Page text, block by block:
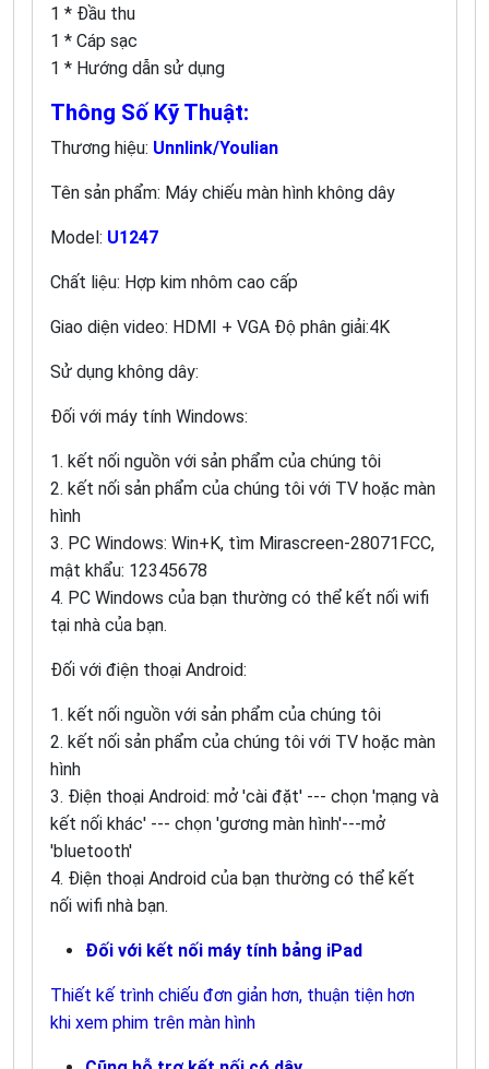
1 * Đầu thu
1 * Cáp sạc
1 * Hướng dẫn sử dụng
Thông Số Kỹ Thuật:
Thương hiệu: Unnlink/Youlian
Tên sản phẩm: Máy chiếu màn hình không dây
Model: U1247
Chất liệu: Hợp kim nhôm cao cấp
Giao diện video: HDMI + VGA Độ phân giải:4K
Sử dụng không dây:
Đối với máy tính Windows:
1. kết nối nguồn với sản phẩm của chúng tôi
2. kết nối sản phẩm của chúng tôi với TV hoặc màn
hình
3. PC Windows: Win+K, tìm Mirascreen-28071FCC,
mật khẩu: 12345678
4. PC Windows của bạn thường có thể kết nối wifi
tại nhà của bạn.
Đối với điện thoại Android:
1. kết nối nguồn với sản phẩm của chúng tôi
2. kết nối sản phẩm của chúng tôi với TV hoặc màn
hình
3. Điện thoại Android: mở 'cài đặt' --- chọn 'mạng và
kết nối khác' --- chọn 'gương màn hình'---mở
'bluetooth'
4. Điện thoại Android của bạn thường có thể kết
nối wifi nhà bạn.
Đối với kết nối máy tính bảng iPad
Thiết kế trình chiếu đơn giản hơn, thuận tiện hơn
khi xem phim trên màn hình